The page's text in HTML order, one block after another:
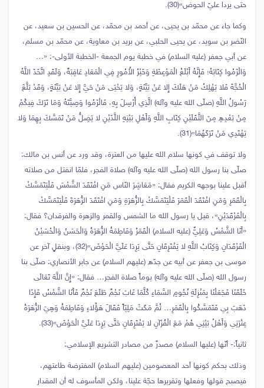
حتى يردا عليّ الحوض»(30).
وكما جاء عن محمّد بن يحيى، عن أحمد بن محمّد، عن الحسين بن سعيد، عن
النّضر بن سويد، عن يحيى الحلبي، عن بريد بن معاوية، عن محمّد بن مسلم،
عن أبي جعفر (عليه السلام) في خطبة يوم الجمعة -الخطبة الأولى-: «…
وَالْزَمُوا كِتَابَهُ؛ فَإِنَّهُ أَبْلَغُ الْمَوْعِظَةِ وَخَيْرُ الأُمُورِ فِي الْمَعَادِ عَاقِبَةً، وَلَقَدِ اتَّخَذَ اللَّهُ
الْحُجَّةَ فَلا يَهْلِكُ مَنْ هَلَكَ إِلا عَنْ بَيِّنَةٍ، وَلا يَحْيَى مَنْ حَيَّ إِلا عَنْ بَيِّنَةٍ، وَقَدْ بَلَّغَ
رَسُولُ اللَّهِ (صلّى الله عليه وآله) الَّذِي أُرْسِلَ بِهِ، فَالْزَمُوا وَصِيَّتَهُ وَمَا تَرَكَ فِيكُمْ
مِنْ بَعْدِهِ مِنَ الثَّقَلَيْنِ كِتَابِ اللَّهِ وَأَهْلِ بَيْتِهِ اللَّذَيْنِ لا يَضِلُّ مَنْ تَمَسَّكَ بِهِمَا وَلا
يَهْتَدِي مَنْ تَرَكَهُمَا»(31).
ولا توقف في كونها سلام الله عليها من العترة، وقد ورد عن أنس بن مالك:
صلّى بنا رسول الله (صلّى الله عليه وآله) صلاة الفجر، فلمّا انفتل من صلاته
أقبل علينا بوجهه الكريم فقال: «مَعَاشِرَ النّاس مَنِ افْتَقَدَ الشَّمْسَ فَلْيَتَمَسَّكْ
بِالْقَمَرِ وَمَنِ افْتَقَدَ الْقَمَرَ فَلْيَتَمَسَّكْ بِالزُّهَرَةِ وَمَنِ افْتَقَدَ الزُّهَرَةَ فَلْيَتَمَسَّكْ
بِالْفَرْقَدَيْنِ»، قيل يا رسول الله ما الشمس والقمر والزهرة والفرقدان؟ فقال:
«أَنَا الشَّمْسُ وَعَلِيٌّ (عليه السلام) الْقَمَرُ وَفَاطِمَةُ الزُّهَرَةُ وَالْحَسَنُ وَالْحُسَيْنُ
الْفَرْقَدَانِ وَكِتَابُ اللَّهِ لا يَفْتَرِقَانِ حَتَّى يَرِدَا عَلَيَّ الْحَوْضَ»(32)، وبنقلٍ آخر عن
موسى بن جعفر عن أبيه عن جدّه (عليهم السلام) عن جابر الأنصاري: صلّى بنا
رسول الله (صلّى الله عليه وآله) يوماً صلاة الفجر… فقال: «إِنَّ اللَّهَ تَعَالَى
خَلَقَنَا فَجَعَلْنَا بِمَنْزِلَةِ نُجُومِ السَّمَاءِ كُلَّمَا غَابَ نَجْمٌ طَلَعَ نَجْمٌ فَأَنَا الشَّمْسُ فَإِذَا
ذَهَبَ بِي فَتَمَسَّكُوا بِالْقَمَرِ… ثُمَّ مَكَثَ‏ مَلِيّاً فَقَالَ هَؤُلاءِ وَفَاطِمَةُ وَهِيَ الزُّهَرَةُ
عِتْرَتِي وَأَهْلُ بَيْتِي هُمْ مَعَ الْقُرْآنِ لا يَفْتَرِقَانِ حَتَّى يَرِدَا عَلَيَّ الْحَوْضَ»(33).
ثانياً:- أنّها (عليها السلام) مصدرٌ من مصادر التشريع الإسلامي:
وذلك بحكم كونها أحد المعصومين (عليهم السلام) المفترضة طاعتهم،
فيصبح قولها وفعلها وتقريرها حجّة علينا، ولكن المأسوف له أن المقدار